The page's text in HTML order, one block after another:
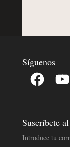
Síguenos
Facebook
Suscríbete
Introduce tu